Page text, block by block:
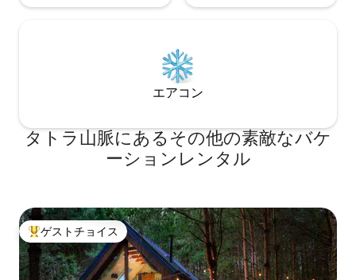
エアコン
タトラ山脈にあるその他の素敵なバケ
ーションレンタル
大好評のゲストチョイスです。
ゲストチョイス